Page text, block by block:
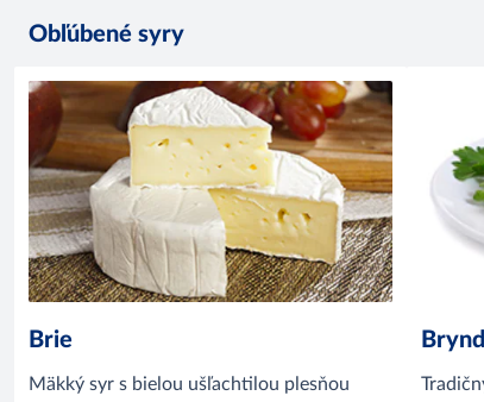
Obľúbené syry
Brie
Mäkký syr s bielou ušľachtilou plesňou